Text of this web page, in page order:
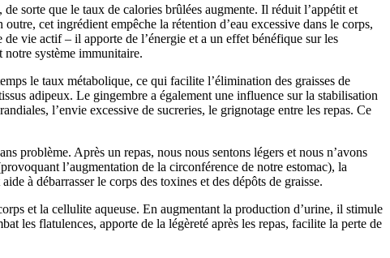
sorte que le taux de calories brûlées augmente. Il réduit l’appétit et
cet ingrédient empêche la rétention d’eau excessive dans le corps,
vie actif – il apporte de l’énergie et a un effet bénéfique sur les
notre système immunitaire.
le taux métabolique, ce qui facilite l’élimination des graisses de
adipeux. Le gingembre a également une influence sur la stabilisation
l’envie excessive de sucreries, le grignotage entre les repas. Ce
problème. Après un repas, nous nous sentons légers et nous n’avons
l’augmentation de la circonférence de notre estomac), la
à débarrasser le corps des toxines et des dépôts de graisse.
et la cellulite aqueuse. En augmentant la production d’urine, il stimule
les flatulences, apporte de la légèreté après les repas, facilite la perte de